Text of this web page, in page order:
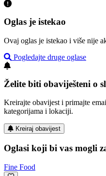
Oglas je istekao
Ovaj oglas je istekao i više nije
Pogledajte druge oglase
Želite biti obaviješteni o
Kreirajte obavijest i primajte
kategorijama i lokaciji.
Kreiraj obavijest
Oglasi koji bi vas mogli
Fine Food